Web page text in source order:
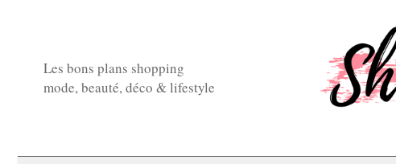
Les bons plans shopping
mode, beauté, déco & lifestyle